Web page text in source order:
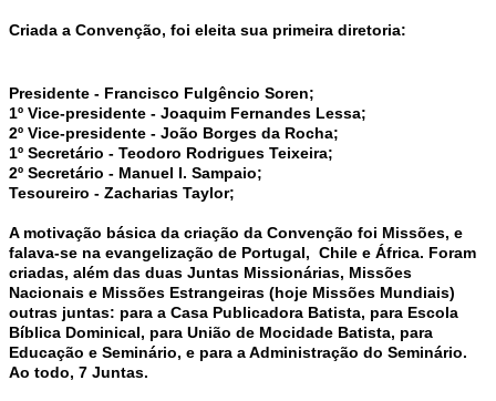
Criada a Convenção, foi eleita sua primeira diretoria:
Presidente - Francisco Fulgêncio Soren;
1º Vice-presidente - Joaquim Fernandes Lessa;
2º Vice-presidente - João Borges da Rocha;
1º Secretário - Teodoro Rodrigues Teixeira;
2º Secretário - Manuel I. Sampaio;
Tesoureiro - Zacharias Taylor;
A motivação básica da criação da Convenção foi Missões, e
falava-se na evangelização de Portugal, Chile e África. Foram
criadas, além das duas Juntas Missionárias, Missões
Nacionais e Missões Estrangeiras (hoje Missões Mundiais)
outras juntas: para a Casa Publicadora Batista, para Escola
Bíblica Dominical, para União de Mocidade Batista, para
Educação e Seminário, e para a Administração do Seminário.
Ao todo, 7 Juntas.